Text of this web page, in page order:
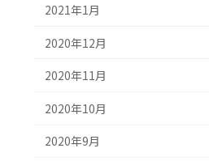
2021年1月
2020年12月
2020年11月
2020年10月
2020年9月